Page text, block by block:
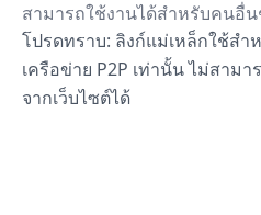
สามารถใช้งานได้สำหรับคนอื่น
โปรดทราบ: ลิงก์แม่เหล็กใช้ส
เครือข่าย P2P เท่านั้น ไม่สาม
จากเว็บไซต์ได้